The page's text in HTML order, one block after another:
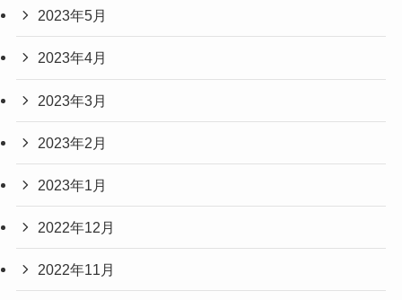
2023年5月
2023年4月
2023年3月
2023年2月
2023年1月
2022年12月
2022年11月